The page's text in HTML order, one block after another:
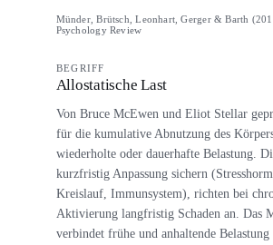
Münder, Brütsch, Leonhart, Gerger & Barth
Psychology Review
BEGRIFF
Allostatische Last
Von Bruce McEwen und Eliot Stellar
für die kumulative Abnutzung des
wiederholte oder dauerhafte Belastung.
kurzfristig Anpassung sichern
Kreislauf, Immunsystem), richten bei
Aktivierung langfristig Schaden an. Das
verbindet frühe und anhaltende